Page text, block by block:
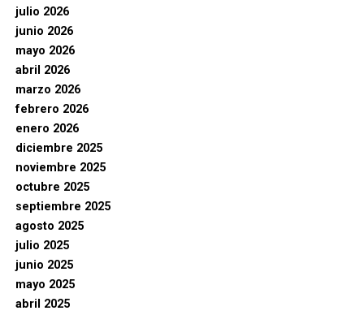
julio 2026
junio 2026
mayo 2026
abril 2026
marzo 2026
febrero 2026
enero 2026
diciembre 2025
noviembre 2025
octubre 2025
septiembre 2025
agosto 2025
julio 2025
junio 2025
mayo 2025
abril 2025